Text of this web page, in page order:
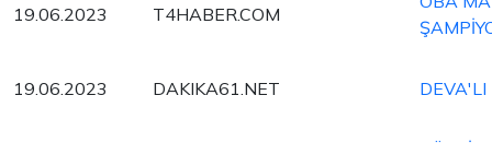
19.06.2023 T4HABER.COM
19.06.2023 DAKIKA61.NET